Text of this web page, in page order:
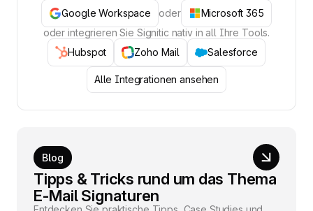
Google Workspace
oder
Microsoft 365
oder integrieren Sie Signitic nativ in all Ihre Tools.
Hubspot
Zoho Mail Salesforce
Alle Integrationen ansehen
Blog
Tipps & Tricks rund um das Thema
E-Mail Signaturen